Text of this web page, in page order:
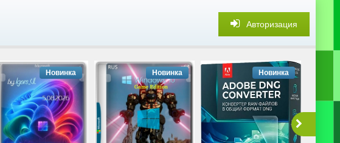
Авторизация
Новинка Новинка Новинка